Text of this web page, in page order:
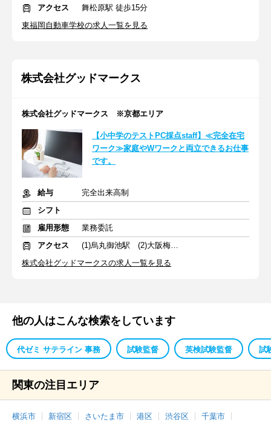
アクセス
舞松原駅 徒歩15分
東福岡自動車学校の求人一覧を見る
株式会社グッドマークス
株式会社グッドマークス ※京都エリア
【小中学のテストPC採点staff】≪完全在宅
ワーク≫家庭やWワークと両立できるお仕事
です。
給与
完全出来高制
シフト
雇用形態
業務委託
アクセス
(1)烏丸御池駅 (2)大阪梅田駅
株式会社グッドマークスの求人一覧を見る
他の人はこんな検索をしています
代ゼミ サテライン 事務 試験監督 英検試験監督 試
関東の注目エリア
横浜市 新宿区 さいたま市 港区 渋谷区
千葉市